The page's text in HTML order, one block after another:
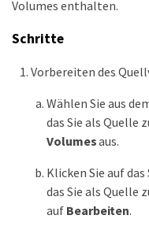
Volumes enthalten.
Schritte
Vorbereiten des
Wählen Sie aus
das Sie als Quelle
Volumesaus.
Klicken Sie auf
das Sie als Quelle
auf Bearbeiten.